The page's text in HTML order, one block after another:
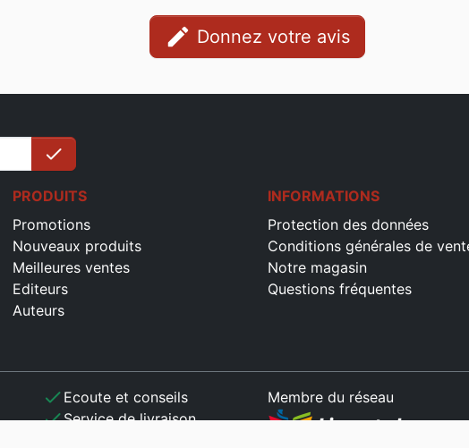
edit Donnez votre avis
check
PRODUITS
Promotions
Nouveaux produits
Meilleures ventes
Editeurs
Auteurs
INFORMATIONS
Protection des données
Conditions générales de
Notre magasin
Questions fréquentes
check Ecoute et conseils
checkService de livraison
Membre du réseau